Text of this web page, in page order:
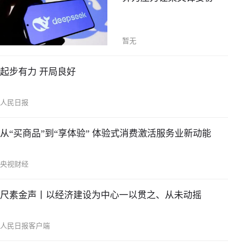
暂无
起步有力 开局良好
人民日报
从“买商品”到“享体验” 体验式消费激活服务业新动能
央视财经
尺素金声丨以经济建设为中心一以贯之、从未动摇
人民日报客户端